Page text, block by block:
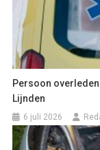
Persoon
Lijnden
6 juli 2026